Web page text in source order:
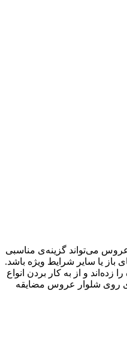
می‌تواند گزینه‌ی مناسبی
یا سایر شرایط ویژه باشد.
زده‌اند و از به کار بردن انواع
روی شلوار عروس مضایقه